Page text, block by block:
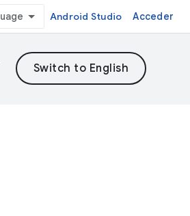
Android Studio Acceder